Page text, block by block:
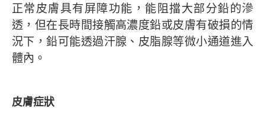
正常皮膚具有屏障功能，能阻擋大部分鉛的滲
透，但在長時間接觸高濃度鉛或皮膚有破損的情
況下，鉛可能透過汗腺、皮脂腺等微小通道進入
體內。
皮膚症狀